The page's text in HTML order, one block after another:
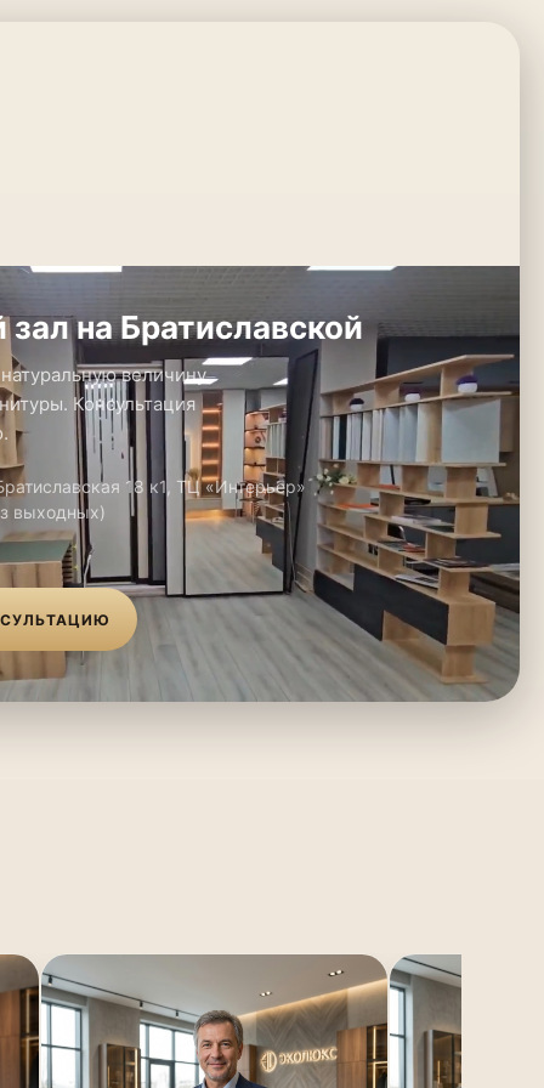
на Братиславской
величину.
Консультация
18 к1, ТЦ «Интерьер»
выходных)